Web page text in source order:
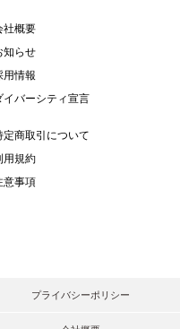
社概要
知らせ
用情報
イバーシティ宣言
定商取引について
用規約
意事項
プライバシーポリシー